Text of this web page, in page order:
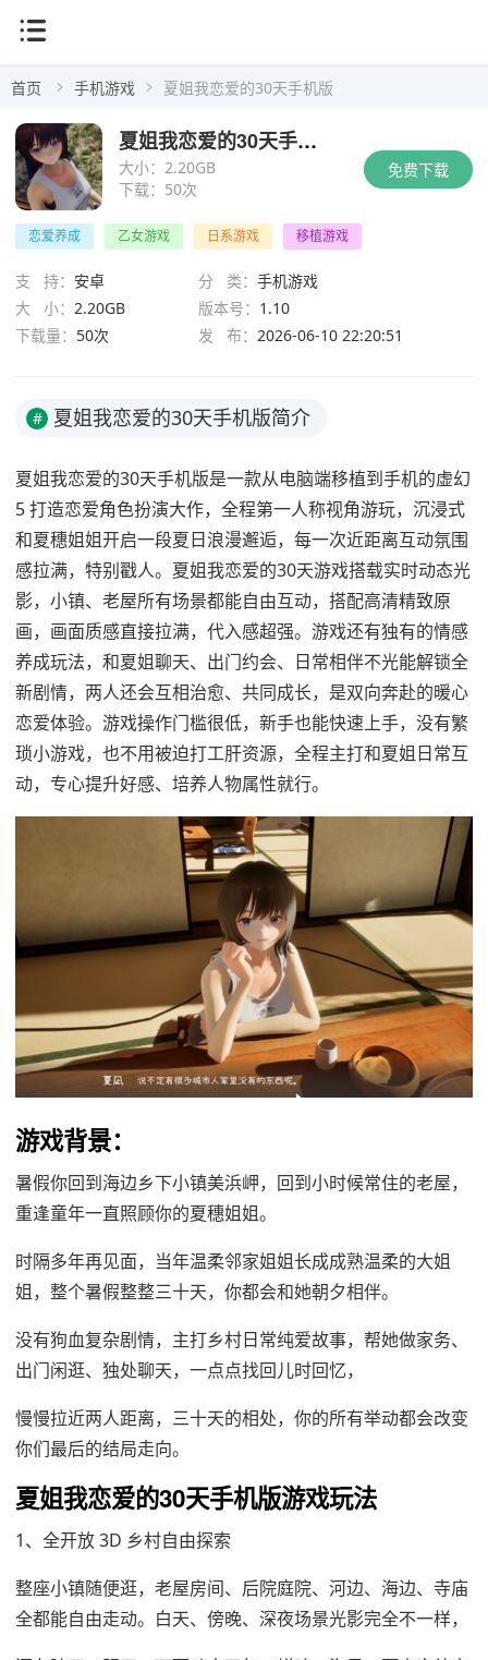
首页 手机游戏 夏姐我恋爱的30天手机版
免费下载
大小： 2.20GB
下载： 50次
夏姐我恋爱的30天手机版
恋爱养成 乙女游戏 日系游戏 移植游戏
支 持： 安卓 分 类： 手机游戏
大 小： 2.20GB 版本号： 1.10
下载量： 50次 发 布： 2026-06-10 22:20:51
# 夏姐我恋爱的30天手机版简介
夏姐我恋爱的30天手机版是一款从电脑端移植到手机的虚幻
5 打造恋爱角色扮演大作，全程第一人称视角游玩，沉浸式
和夏穗姐姐开启一段夏日浪漫邂逅，每一次近距离互动氛围
感拉满，特别戳人。夏姐我恋爱的30天游戏搭载实时动态光
影，小镇、老屋所有场景都能自由互动，搭配高清精致原
画，画面质感直接拉满，代入感超强。游戏还有独有的情感
养成玩法，和夏姐聊天、出门约会、日常相伴不光能解锁全
新剧情，两人还会互相治愈、共同成长，是双向奔赴的暖心
恋爱体验。游戏操作门槛很低，新手也能快速上手，没有繁
琐小游戏，也不用被迫打工肝资源，全程主打和夏姐日常互
动，专心提升好感、培养人物属性就行。
游戏背景：
暑假你回到海边乡下小镇美浜岬，回到小时候常住的老屋，
重逢童年一直照顾你的夏穗姐姐。
时隔多年再见面，当年温柔邻家姐姐长成成熟温柔的大姐
姐，整个暑假整整三十天，你都会和她朝夕相伴。
没有狗血复杂剧情，主打乡村日常纯爱故事，帮她做家务、
出门闲逛、独处聊天，一点点找回儿时回忆，
慢慢拉近两人距离，三十天的相处，你的所有举动都会改变
你们最后的结局走向。
夏姐我恋爱的30天手机版游戏玩法
1、全开放 3D 乡村自由探索
整座小镇随便逛，老屋房间、后院庭院、河边、海边、寺庙
全都能自由走动。白天、傍晚、深夜场景光影完全不一样，